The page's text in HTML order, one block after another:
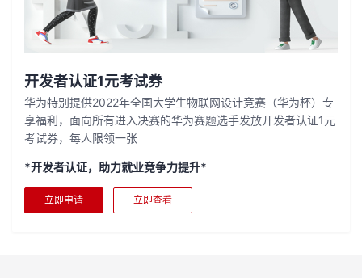
开发者认证1元考试券
华为特别提供2022年全国大学生物联网设计竞赛（华为杯）专
享福利，面向所有进入决赛的华为赛题选手发放开发者认证1元
考试券，每人限领一张
*开发者认证，助力就业竞争力提升*
立即申请 立即查看